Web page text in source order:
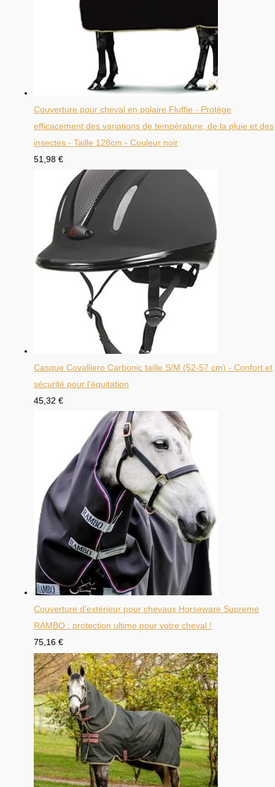
Couverture pour cheval en polaire Fluffie - Protège
efficacement des variations de température, de la pluie et des
insectes - Taille 128cm - Couleur noir
51,98€
Casque Covalliero Carbonic taille S/M (52-57 cm) - Confort et
sécurité pour l'équitation
45,32€
Couverture d'extérieur pour chevaux Horseware Supreme
RAMBO : protection ultime pour votre cheval !
75,16€